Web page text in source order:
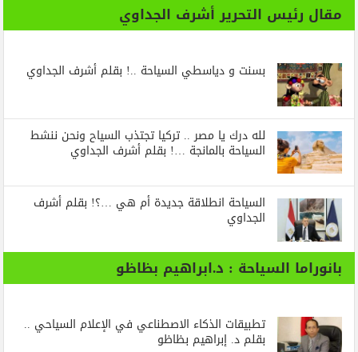
مقال رئيس التحرير أشرف الجداوي
بسنت و دياسطي السياحة ..! بقلم أشرف الجداوي
لله درك يا مصر .. تركيا تجتذب السياح ونحن ننشط
السياحة بالمانجة …! بقلم أشرف الجداوي
السياحة انطلاقة جديدة أم هي …؟! بقلم أشرف
الجداوي
بانوراما السياحة : د.ابراهيم بظاظو
تطبيقات الذكاء الاصطناعي في الإعلام السياحي ..
بقلم د. إبراهيم بظاظو